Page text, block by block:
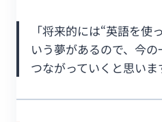
「将来的には“英語を使
いう夢があるので、今
つながっていくと思いま